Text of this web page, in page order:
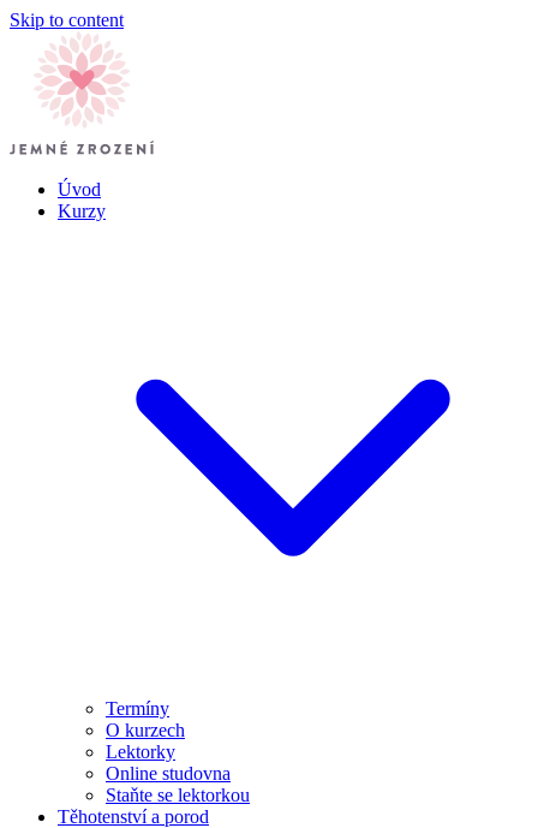
Skip to content
Úvod
Kurzy
Termíny
O kurzech
Lektorky
Online studovna
Staňte se lektorkou
Těhotenství a porod